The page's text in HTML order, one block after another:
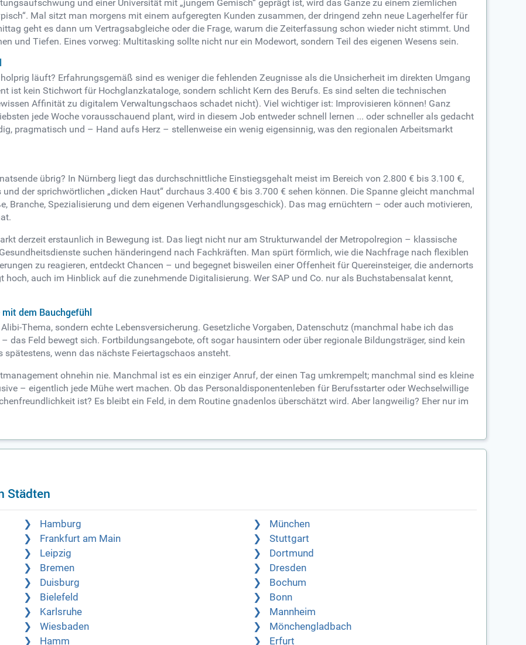
und einer Universität mit „jungem Gemisch“ geprägt ist, wird das Ganze zu einem ziemlichen
Mal sitzt man morgens mit einem aufgeregten Kunden zusammen, der dringend zehn neue Lagerhelfer für
geht es dann um Vertragsabgleiche oder die Frage, warum die Zeiterfassung schon wieder nicht stimmt. Und
und Tiefen. Eines vorweg: Multitasking sollte nicht nur ein Modewort, sondern Teil des eigenen Wesens sein.
läuft? Erfahrungsgemäß sind es weniger die fehlenden Zeugnisse als die Unsicherheit im direkten Umgang
ist kein Stichwort für Hochglanzkataloge, sondern schlicht Kern des Berufs. Es sind selten die technischen
Affinität zu digitalem Verwaltungschaos schadet nicht). Viel wichtiger ist: Improvisieren können! Ganz
jede Woche vorausschauend plant, wird in diesem Job entweder schnell lernen ... oder schneller als gedacht
pragmatisch und – Hand aufs Herz – stellenweise ein wenig eigensinnig, was den regionalen Arbeitsmarkt
übrig? In Nürnberg liegt das durchschnittliche Einstiegsgehalt meist im Bereich von 2.800 € bis 3.100 €,
der sprichwörtlichen „dicken Haut“ durchaus 3.400 € bis 3.700 € sehen können. Die Spanne gleicht manchmal
Branche, Spezialisierung und dem eigenen Verhandlungsgeschick). Das mag ernüchtern – oder auch motivieren,
derzeit erstaunlich in Bewegung ist. Das liegt nicht nur am Strukturwandel der Metropolregion – klassische
suchen händeringend nach Fachkräften. Man spürt förmlich, wie die Nachfrage nach flexiblen
zu reagieren, entdeckt Chancen – und begegnet bisweilen einer Offenheit für Quereinsteiger, die andernorts
auch im Hinblick auf die zunehmende Digitalisierung. Wer SAP und Co. nur als Buchstabensalat kennt,
dem Bauchgefühl
Thema, sondern echte Lebensversicherung. Gesetzliche Vorgaben, Datenschutz (manchmal habe ich das
das Feld bewegt sich. Fortbildungsangebote, oft sogar hausintern oder über regionale Bildungsträger, sind kein
wenn das nächste Feiertagschaos ansteht.
ohnehin nie. Manchmal ist es ein einziger Anruf, der einen Tag umkrempelt; manchmal sind es kleine
– eigentlich jede Mühe wert machen. Ob das Personaldisponentenleben für Berufsstarter oder Wechselwillige
ist? Es bleibt ein Feld, in dem Routine gnadenlos überschätzt wird. Aber langweilig? Eher nur im
Städten
Hamburg
München
Frankfurt am Main
Stuttgart
Leipzig
Dortmund
Bremen
Dresden
Duisburg
Bochum
Bielefeld
Bonn
Karlsruhe
Mannheim
Wiesbaden
Mönchengladbach
Hamm Erfurt